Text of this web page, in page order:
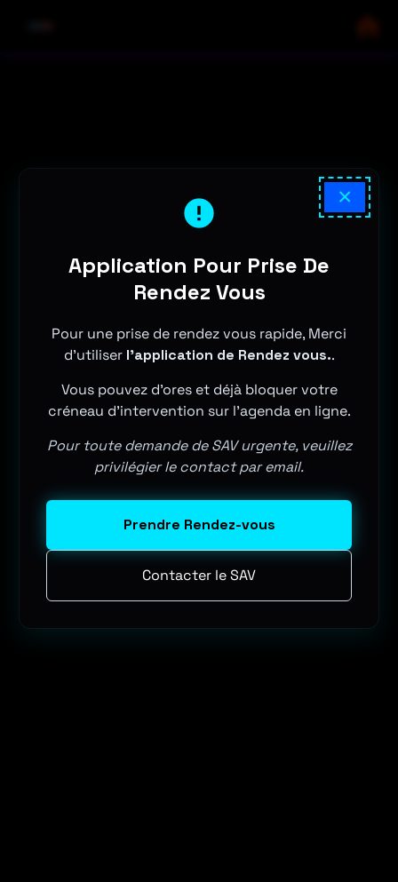
×
Application Pour Prise De
Rendez Vous
Pour une prise de rendez vous rapide, Merci
d'utiliser l'application de Rendez vous..
Vous pouvez d'ores et déjà bloquer votre
créneau d'intervention sur l'agenda en ligne.
Pour toute demande de SAV urgente, veuillez
privilégier le contact par email.
Prendre Rendez-vous
Contacter le SAV